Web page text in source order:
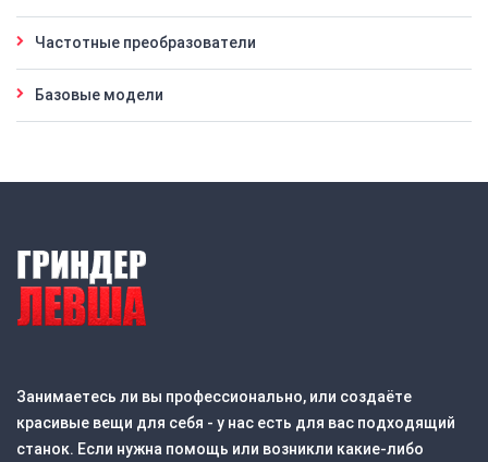
Частотные преобразователи
Базовые модели
Занимаетесь ли вы профессионально, или создаёте
красивые вещи для себя - у нас есть для вас подходящий
станок. Если нужна помощь или возникли какие-либо